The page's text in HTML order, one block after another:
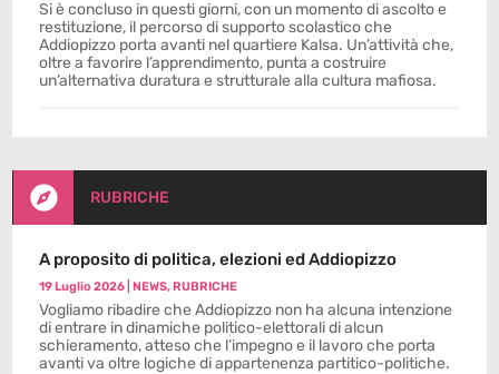
Si è concluso in questi giorni, con un momento di ascolto e
restituzione, il percorso di supporto scolastico che
Addiopizzo porta avanti nel quartiere Kalsa. Un’attività che,
oltre a favorire l’apprendimento, punta a costruire
un’alternativa duratura e strutturale alla cultura mafiosa.
 RUBRICHE
A proposito di politica, elezioni ed Addiopizzo
19 Luglio 2026 |NEWS,RUBRICHE
Vogliamo ribadire che Addiopizzo non ha alcuna intenzione
di entrare in dinamiche politico-elettorali di alcun
schieramento, atteso che l’impegno e il lavoro che porta
avanti va oltre logiche di appartenenza partitico-politiche.